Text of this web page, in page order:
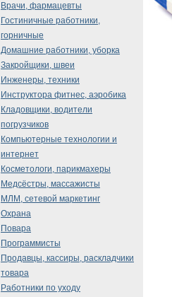
Врачи, фармацевты
Гостиничные работники,
горничные
Домашние работники, уборка
Закройщики, швеи
Инженеры, техники
Инструктора фитнес, аэробика
Кладовщики, водители
погрузчиков
Компьютерные технологии и
интернет
Косметологи, парикмахеры
Медсёстры, массажисты
МЛМ, сетевой маркетинг
Охрана
Повара
Программисты
Продавцы, кассиры, раскладчики
товара
Работники по уходу